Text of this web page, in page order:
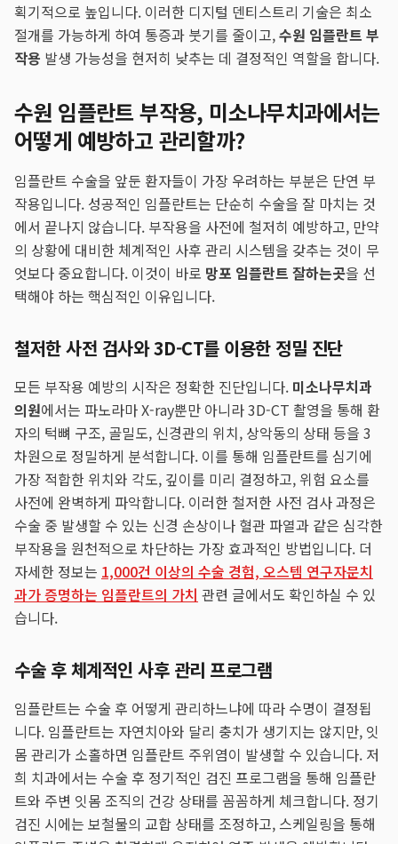
획기적으로 높입니다. 이러한 디지털 덴티스트리 기술은 최소
절개를 가능하게 하여 통증과 붓기를 줄이고,수원 임플란트 부
작용 발생 가능성을 현저히 낮추는 데 결정적인 역할을 합니다.
수원 임플란트 부작용, 미소나무치과에서는
어떻게 예방하고 관리할까?
임플란트 수술을 앞둔 환자들이 가장 우려하는 부분은 단연 부
작용입니다. 성공적인 임플란트는 단순히 수술을 잘 마치는 것
에서 끝나지 않습니다. 부작용을 사전에 철저히 예방하고, 만약
의 상황에 대비한 체계적인 사후 관리 시스템을 갖추는 것이 무
엇보다 중요합니다. 이것이 바로 망포 임플란트 잘하는곳을 선
택해야 하는 핵심적인 이유입니다.
철저한 사전 검사와 3D-CT를 이용한 정밀 진단
모든 부작용 예방의 시작은 정확한 진단입니다. 미소나무치과
의원에서는 파노라마 X-ray뿐만 아니라 3D-CT 촬영을 통해 환
자의 턱뼈 구조, 골밀도, 신경관의 위치, 상악동의 상태 등을 3
차원으로 정밀하게 분석합니다. 이를 통해 임플란트를 심기에
가장 적합한 위치와 각도, 깊이를 미리 결정하고, 위험 요소를
사전에 완벽하게 파악합니다. 이러한 철저한 사전 검사 과정은
수술 중 발생할 수 있는 신경 손상이나 혈관 파열과 같은 심각한
부작용을 원천적으로 차단하는 가장 효과적인 방법입니다. 더
자세한 정보는 1,000건 이상의 수술 경험, 오스템 연구자문치
과가 증명하는 임플란트의 가치 관련 글에서도 확인하실 수 있
습니다.
수술 후 체계적인 사후 관리 프로그램
임플란트는 수술 후 어떻게 관리하느냐에 따라 수명이 결정됩
니다. 임플란트는 자연치아와 달리 충치가 생기지는 않지만, 잇
몸 관리가 소홀하면 임플란트 주위염이 발생할 수 있습니다. 저
희 치과에서는 수술 후 정기적인 검진 프로그램을 통해 임플란
트와 주변 잇몸 조직의 건강 상태를 꼼꼼하게 체크합니다. 정기
검진 시에는 보철물의 교합 상태를 조정하고, 스케일링을 통해